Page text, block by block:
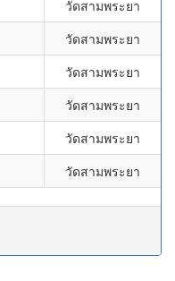
วัดสามพระยา
วัดสามพระยา
วัดสามพระยา
วัดสามพระยา
วัดสามพระยา
วัดสามพระยา